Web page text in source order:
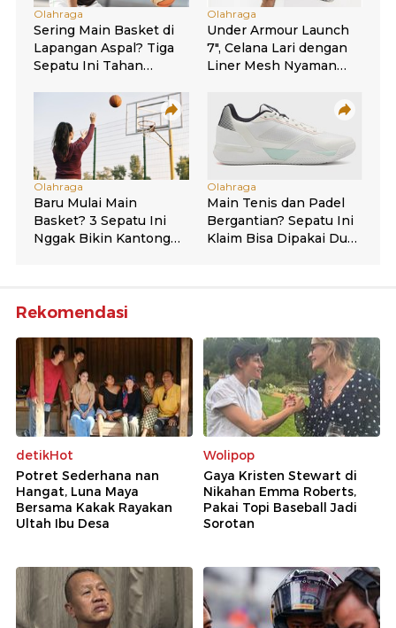
Rekomendasi
detikHot
Potret Sederhana nan
Hangat, Luna Maya
Bersama Kakak Rayakan
Ultah Ibu Desa
Wolipop
Gaya Kristen Stewart di
Nikahan Emma Roberts,
Pakai Topi Baseball Jadi
Sorotan